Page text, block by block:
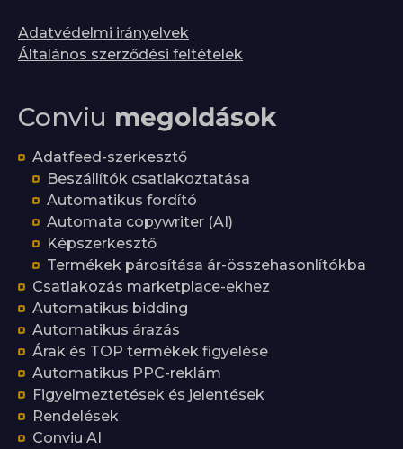
Adatvédelmi irányelvek
Általános szerződési feltételek
Conviu megoldások
Adatfeed-szerkesztő
Beszállítók csatlakoztatása
Automatikus fordító
Automata copywriter (AI)
Képszerkesztő
Termékek párosítása ár-összehasonlítókba
Csatlakozás marketplace-ekhez
Automatikus bidding
Automatikus árazás
Árak és TOP termékek figyelése
Automatikus PPC-reklám
Figyelmeztetések és jelentések
Rendelések
Conviu AI